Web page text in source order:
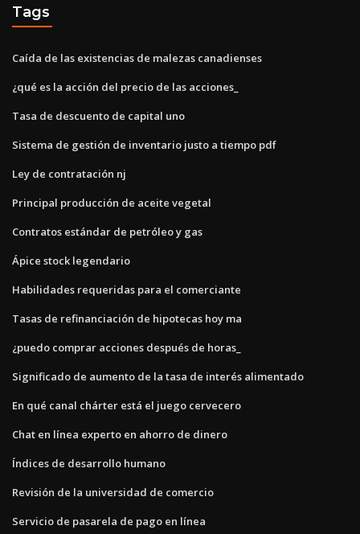
Tags
Caída de las existencias de malezas canadienses
¿qué es la acción del precio de las acciones_
Tasa de descuento de capital uno
Sistema de gestión de inventario justo a tiempo pdf
Ley de contratación nj
Principal producción de aceite vegetal
Contratos estándar de petróleo y gas
Ápice stock legendario
Habilidades requeridas para el comerciante
Tasas de refinanciación de hipotecas hoy ma
¿puedo comprar acciones después de horas_
Significado de aumento de la tasa de interés alimentado
En qué canal chárter está el juego cervecero
Chat en línea experto en ahorro de dinero
Índices de desarrollo humano
Revisión de la universidad de comercio
Servicio de pasarela de pago en línea